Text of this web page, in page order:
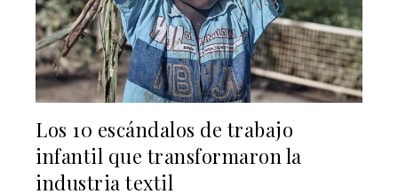
Los 10 escándalos de trabajo
infantil que transformaron la
industria textil